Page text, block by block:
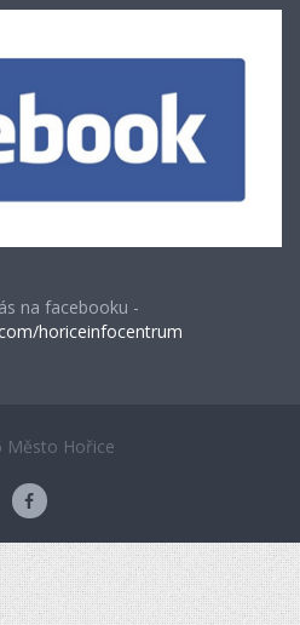
na facebooku -
horiceinfocentrum
Město Hořice